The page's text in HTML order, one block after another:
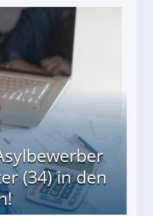
(34) in den